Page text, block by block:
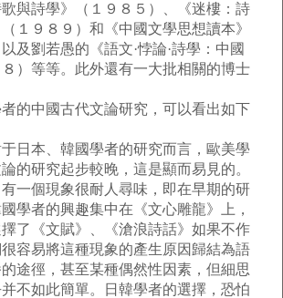
與詩學》（１９８５）、《迷樓：詩
１９８９）和《中國文學思想讀本》
及劉若愚的《語文·悖論·詩學：中國
）等等。此外還有一大批相關的博士
中國古代文論研究，可以看出如下
本、韓國學者的研究而言，歐美學
的研究起步較晚，這是顯而易見的。
一個現象很耐人尋味，即在早期的研
學者的興趣集中在《文心雕龍》上，
了《文賦》、《滄浪詩話》如果不作
容易將這種現象的產生原因歸結為語
途徑，甚至某種偶然性因素，但細思
不如此簡單。日韓學者的選擇，恐怕